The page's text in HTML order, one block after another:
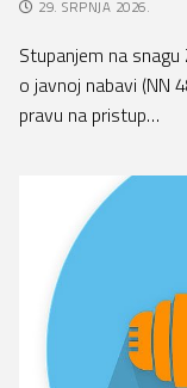
29. SRPNJA 2026.
Stupanjem na
o javnoj nabavi (NN
pravu na pristup…